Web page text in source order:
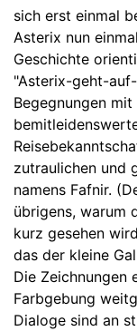
sich erst einmal
Asterix nun
Geschichte
"Asterix-geht-
Begegnungen
zutraulichen und
namens Fafnir.
übrigens, warum
kurz gesehen
das der kleine
Die Zeichnungen
Farbgebung
Dialoge sind an